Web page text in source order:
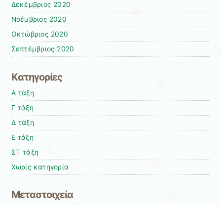
Δεκέμβριος 2020
Νοέμβριος 2020
Οκτώβριος 2020
Σεπτέμβριος 2020
Kατηγορίες
Α τάξη
Γ τάξη
Δ τάξη
Ε τάξη
ΣΤ τάξη
Χωρίς κατηγορία
Μεταστοιχεία